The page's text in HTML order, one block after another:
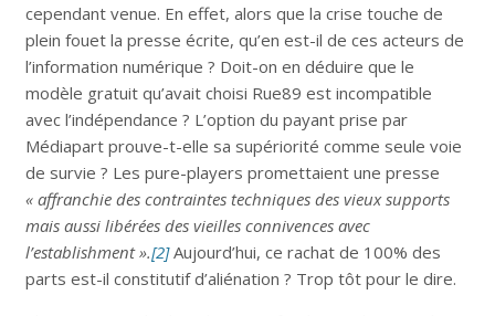
cependant venue. En effet, alors que la crise touche de
plein fouet la presse écrite, qu’en est-il de ces acteurs de
l’information numérique ? Doit-on en déduire que le
modèle gratuit qu’avait choisi Rue89 est incompatible
avec l’indépendance ? L’option du payant prise par
Médiapart prouve-t-elle sa supériorité comme seule voie
de survie ? Les pure-players promettaient une presse
« affranchie des contraintes techniques des vieux supports
mais aussi libérées des vieilles connivences avec
l’establishment ».[2]Aujourd’hui, ce rachat de 100% des
parts est-il constitutif d’aliénation ? Trop tôt pour le dire.